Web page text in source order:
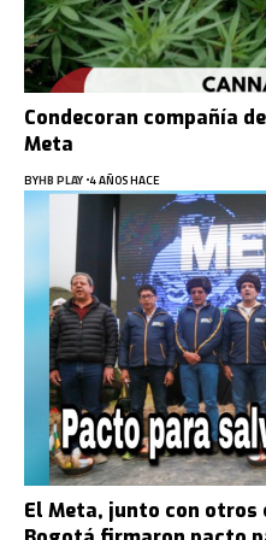
Condecoran compañía
Meta
BYHB PLAY 4 AÑOS HACE
El Meta, junto con